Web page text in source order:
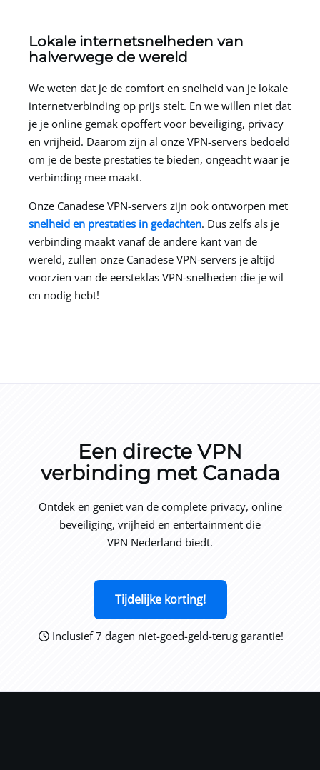
Lokale internetsnelheden van
halverwege de wereld
We weten dat je de comfort en snelheid van je lokale
internetverbinding op prijs stelt. En we willen niet dat
je je online gemak opoffert voor beveiliging, privacy
en vrijheid. Daarom zijn al onze VPN-servers bedoeld
om je de beste prestaties te bieden, ongeacht waar je
verbinding mee maakt.
Onze Canadese VPN-servers zijn ook ontworpen met
snelheid en prestaties in gedachten. Dus zelfs als je
verbinding maakt vanaf de andere kant van de
wereld, zullen onze Canadese VPN-servers je altijd
voorzien van de eersteklas VPN-snelheden die je wil
en nodig hebt!
Een directe VPN
verbinding met Canada
Ontdek en geniet van de complete privacy, online
beveiliging, vrijheid en entertainment die
VPN Nederland biedt.
Tijdelijke korting!
Inclusief 7 dagen niet-goed-geld-terug garantie!